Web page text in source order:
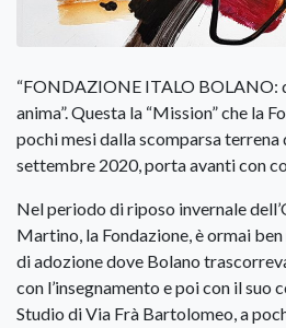
“FONDAZIONE ITALO BOLANO:
anima”. Questa la “Mission” che la
pochi mesi dalla scomparsa
settembre 2020, porta avanti con
Nel periodo di riposo invernale
Martino, la Fondazione, è ormai
di adozione dove Bolano
con l’insegnamento e poi con il suo
Studio di Via Frà Bartolomeo, a